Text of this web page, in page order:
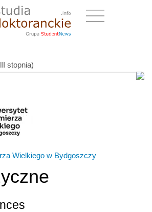
stopnia)
Wielkiego w Bydgoszczy